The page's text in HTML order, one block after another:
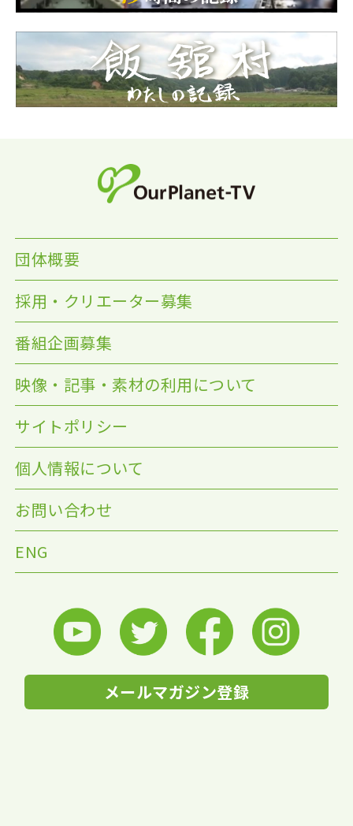
団体概要
採用・クリエーター募集
番組企画募集
映像・記事・素材の利用について
サイトポリシー
個人情報について
お問い合わせ
ENG
メールマガジン登録